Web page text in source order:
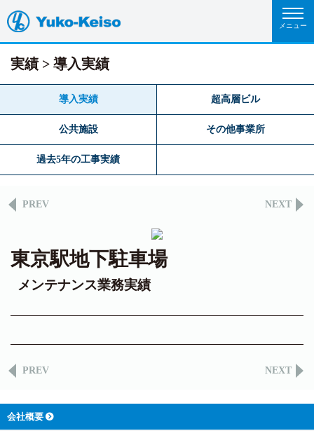
実績 導入実績
導入実績 超高層ビル
公共施設 その他事業所
過去5年の工事実績
PREV NEXT
東京駅地下駐車場
メンテナンス業務実績
PREV NEXT
会社概要